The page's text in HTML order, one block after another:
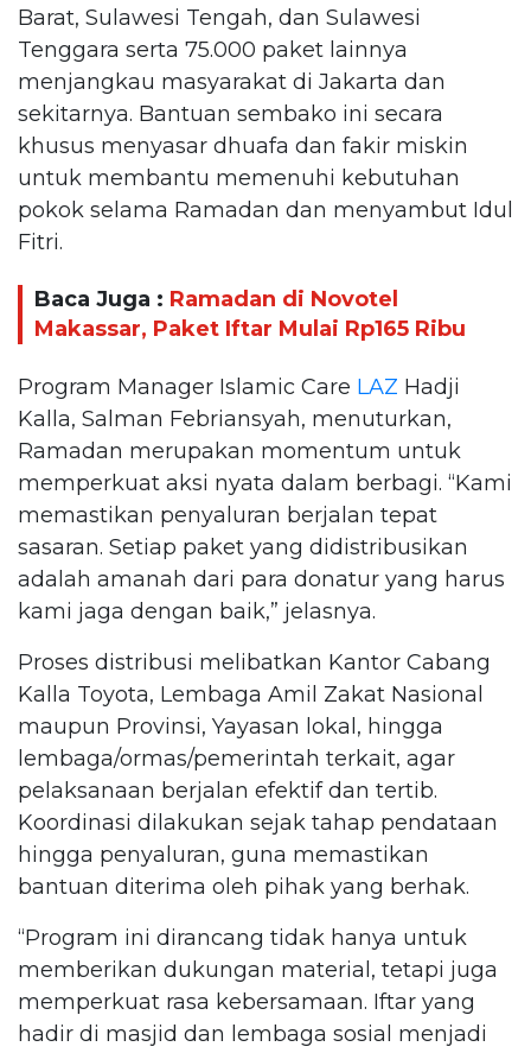
Barat, Sulawesi Tengah, dan Sulawesi
Tenggara serta 75.000 paket lainnya
menjangkau masyarakat di Jakarta dan
sekitarnya. Bantuan sembako ini secara
khusus menyasar dhuafa dan fakir miskin
untuk membantu memenuhi kebutuhan
pokok selama Ramadan dan menyambut Idul
Fitri.
Baca Juga : Ramadan di Novotel
Makassar, Paket Iftar Mulai Rp165 Ribu
Program Manager Islamic Care LAZ Hadji
Kalla, Salman Febriansyah, menuturkan,
Ramadan merupakan momentum untuk
memperkuat aksi nyata dalam berbagi. “Kami
memastikan penyaluran berjalan tepat
sasaran. Setiap paket yang didistribusikan
adalah amanah dari para donatur yang harus
kami jaga dengan baik,” jelasnya.
Proses distribusi melibatkan Kantor Cabang
Kalla Toyota, Lembaga Amil Zakat Nasional
maupun Provinsi, Yayasan lokal, hingga
lembaga/ormas/pemerintah terkait, agar
pelaksanaan berjalan efektif dan tertib.
Koordinasi dilakukan sejak tahap pendataan
hingga penyaluran, guna memastikan
bantuan diterima oleh pihak yang berhak.
“Program ini dirancang tidak hanya untuk
memberikan dukungan material, tetapi juga
memperkuat rasa kebersamaan. Iftar yang
hadir di masjid dan lembaga sosial menjadi